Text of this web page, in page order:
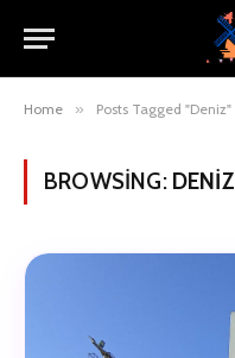
Home » Posts Tagged "Deniz"
BROWSING: DENIZ